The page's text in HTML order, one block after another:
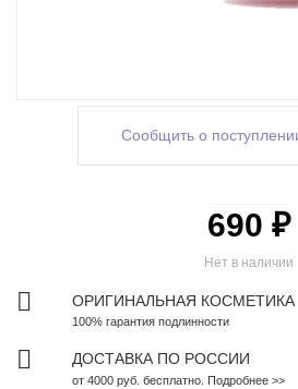
Сообщить о
Нет в наличии
690 ₽
ОРИГИНАЛЬНАЯ КОСМЕТИКА
100% гарантия подлинности
ДОСТАВКА ПО РОССИИ
от 4000 руб. бесплатно. Подробнее >>